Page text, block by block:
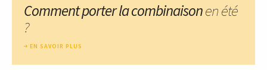
Comment porter la combinaisonen été
?
EN SAVOIR PLUS